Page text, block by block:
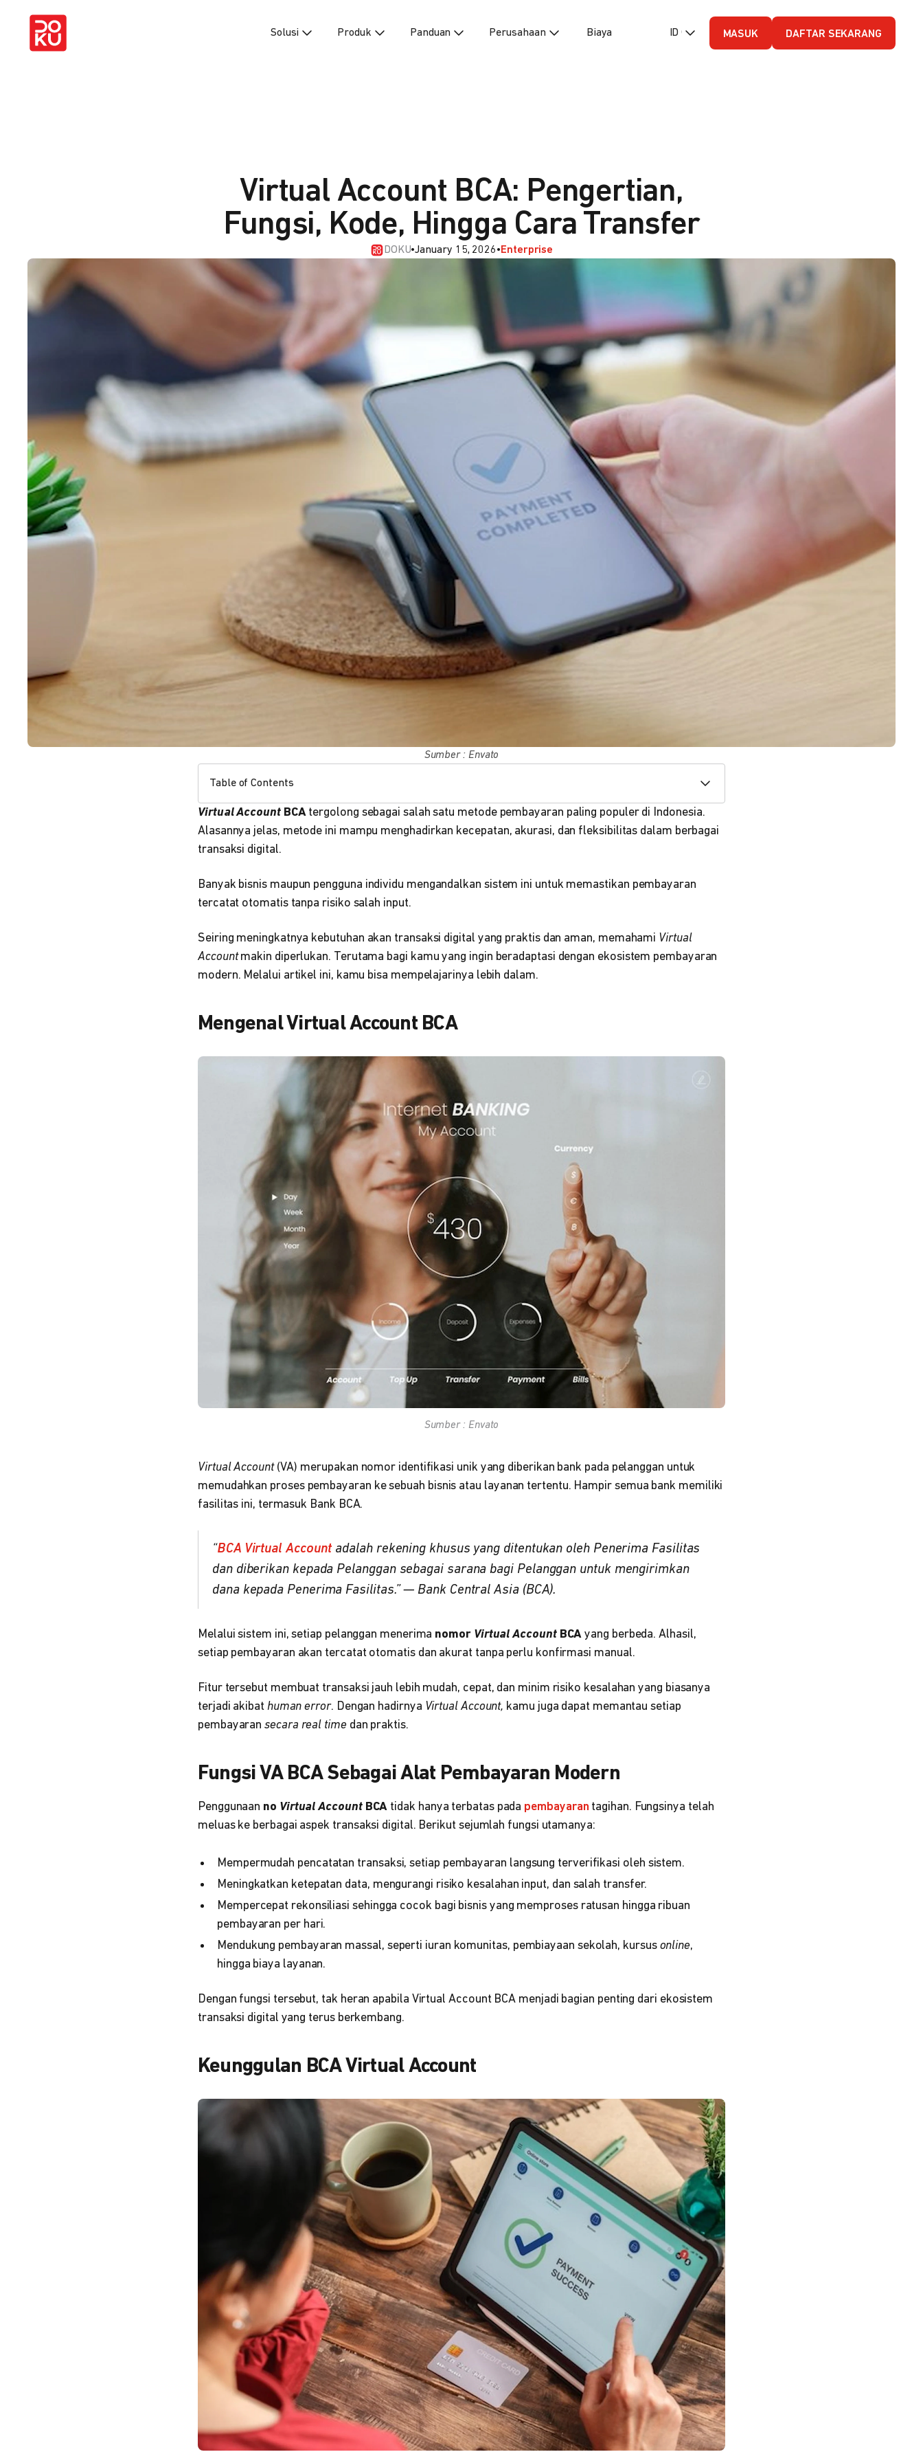
Solusi Produk Panduan Perusahaan Biaya ID (Bahasa Indonesia)
MASUK DAFTAR SEKARANG
Virtual Account BCA: Pengertian,
Fungsi, Kode, Hingga Cara Transfer
DOKU•January 15, 2026•Enterprise
Sumber : Envato
Table of Contents
Virtual AccountBCAtergolong sebagai salah satu metode pembayaran paling populer di Indonesia.
Alasannya jelas, metode ini mampu menghadirkan kecepatan, akurasi, dan fleksibilitas dalam berbagai
transaksi digital.
Banyak bisnis maupun pengguna individu mengandalkan sistem ini untuk memastikan pembayaran
tercatat otomatis tanpa risiko salah input.
Seiring meningkatnya kebutuhan akan transaksi digital yang praktis dan aman, memahami Virtual
Accountmakin diperlukan. Terutama bagi kamu yang ingin beradaptasi dengan ekosistem pembayaran
modern. Melalui artikel ini, kamu bisa mempelajarinya lebih dalam.
Mengenal Virtual Account BCA
Sumber : Envato
Virtual Account(VA) merupakan nomor identifikasi unik yang diberikan bank pada pelanggan untuk
memudahkan proses pembayaran ke sebuah bisnis atau layanan tertentu. Hampir semua bank memiliki
fasilitas ini, termasuk Bank BCA.
“BCA Virtual Accountadalah rekening khusus yang ditentukan oleh Penerima Fasilitas
dan diberikan kepada Pelanggan sebagai sarana bagi Pelanggan untuk mengirimkan
dana kepada Penerima Fasilitas.” — Bank Central Asia (BCA).
Melalui sistem ini, setiap pelanggan menerima nomor Virtual AccountBCA yang berbeda. Alhasil,
setiap pembayaran akan tercatat otomatis dan akurat tanpa perlu konfirmasi manual.
Fitur tersebut membuat transaksi jauh lebih mudah, cepat, dan minim risiko kesalahan yang biasanya
terjadi akibat human error. Dengan hadirnya Virtual Account, kamu juga dapat memantau setiap
pembayaransecara real time dan praktis.
Fungsi VA BCA Sebagai Alat Pembayaran Modern
Penggunaan no Virtual AccountBCA tidak hanya terbatas pada pembayaran tagihan. Fungsinya telah
meluas ke berbagai aspek transaksi digital. Berikut sejumlah fungsi utamanya:
Mempermudah pencatatan transaksi, setiap pembayaran langsung terverifikasi oleh sistem.
Meningkatkan ketepatan data, mengurangi risiko kesalahan input, dan salah transfer.
Mempercepat rekonsiliasi sehingga cocok bagi bisnis yang memproses ratusan hingga ribuan
pembayaran per hari.
Mendukung pembayaran massal, seperti iuran komunitas, pembiayaan sekolah, kursus online,
hingga biaya layanan.
Dengan fungsi tersebut, tak heran apabila Virtual Account BCA menjadi bagian penting dari ekosistem
transaksi digital yang terus berkembang.
Keunggulan BCA Virtual Account